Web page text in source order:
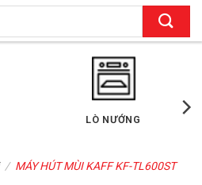
MÁY RỬA CHÉN
/ MÁY HÚT MÙI KAFF KF-TL600ST